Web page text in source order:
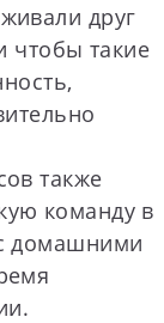
друг
чтобы такие
также
команду в
домашними